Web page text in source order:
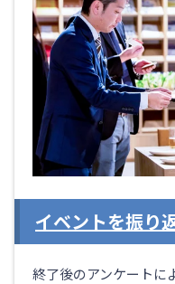
イベントを振り
終了後のアンケートに